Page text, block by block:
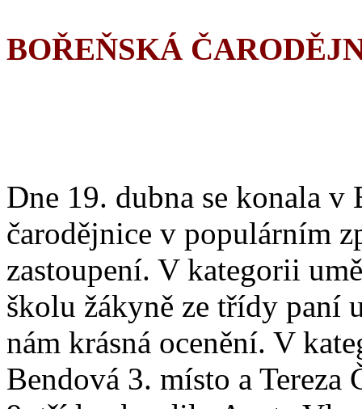
BOŘEŇSKÁ
Dne 19. dubna se konala v
čarodějnice v populárním
zastoupení. V kategorii
školu žákyně ze třídy paní
nám krásná ocenění. V
Bendová 3. místo a